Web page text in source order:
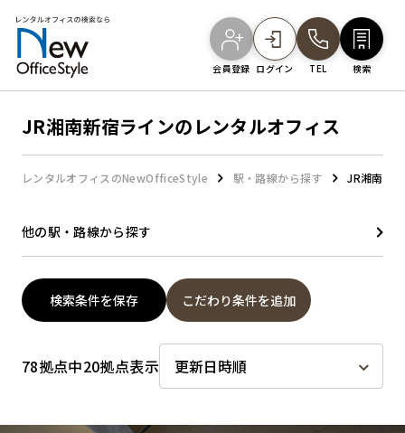
会員登録 ログイン TEL 検索
オフィスを探す
駅・路線から探す
地図から探す
キャンペーンから探す
JR湘南新宿ラインのレンタルオフィス
レンタルオフィスのNewOfficeStyle 駅・路線から探す JR湘南新
他の駅・路線から探す
検索条件を保存 こだわり条件を追加
78拠点中20拠点表示